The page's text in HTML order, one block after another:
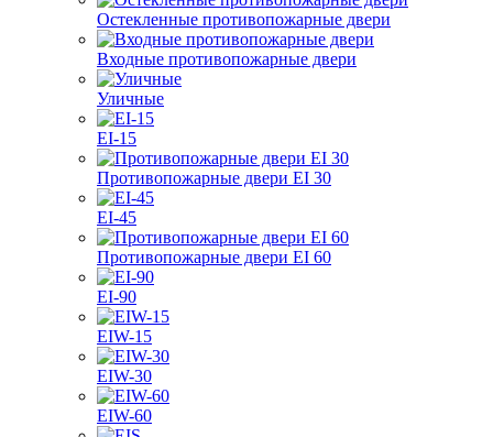
Остекленные противопожарные двери
Входные противопожарные двери
Уличные
EI-15
Противопожарные двери EI 30
EI-45
Противопожарные двери EI 60
EI-90
EIW-15
EIW-30
EIW-60